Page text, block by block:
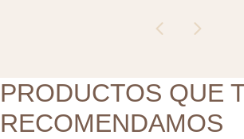
22x15mm
x
und
PRODUCTOS QUE
RECOMENDAMOS